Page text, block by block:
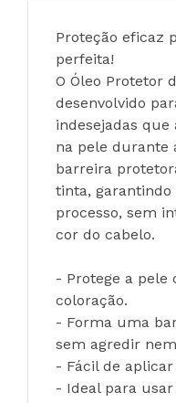
Proteção eficaz
perfeita!
O Óleo Protetor
desenvolvido
indesejadas
na pele durante
barreira
tinta, garantindo
processo, sem
cor do cabelo.
- Protege a pele
coloração.
- Forma uma
sem agredir
- Fácil de
- Ideal para